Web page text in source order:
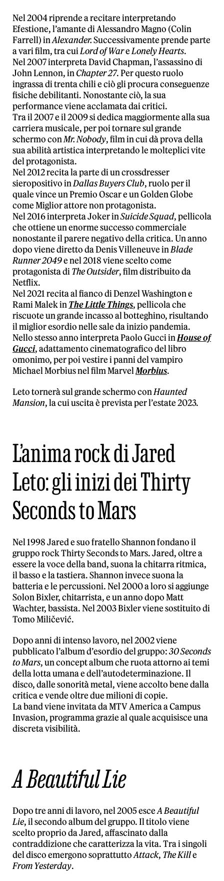
Nel 2004 riprende a recitare interpretando
Efestione, l’amante di Alessandro Magno (Colin
Farrell) inAlexander.Successivamente prende parte
a vari film, tra cuiLord of WareLonely Hearts.
Nel 2007 interpreta David Chapman, l’assassino di
John Lennon, inChapter 27. Per questo ruolo
ingrassa di trenta chili e ciò gli procura conseguenze
fisiche debilitanti. Nonostante ciò, la sua
performance viene acclamata dai critici.
Tra il 2007 e il 2009 si dedica maggiormente alla sua
carriera musicale, per poi tornare sul grande
schermo conMr. Nobody, film in cui dà prova della
sua abilità artistica interpretando le molteplici vite
del protagonista.
Nel 2012 recita la parte di un crossdresser
sieropositivo inDallas Buyers Club, ruolo per il
quale vince un Premio Oscar e un Golden Globe
come Miglior attore non protagonista.
Nel 2016 interpreta Joker inSuicide Squad, pellicola
che ottiene un enorme successo commerciale
nonostante il parere negativo della critica. Un anno
dopo viene diretto da Denis Villeneuve inBlade
Runner 2049e nel 2018 viene scelto come
protagonista diThe Outsider, film distribuito da
Netflix.
Nel 2021 recita al fianco di Denzel Washington e
Rami Malek inThe Little Things, pellicola che
riscuote un grande incasso al botteghino, risultando
il miglior esordio nelle sale da inizio pandemia.
Nello stesso anno interpreta Paolo Gucci inHouse of
Gucci, adattamento cinematografico del libro
omonimo, per poi vestire i panni del vampiro
Michael Morbius nel film MarvelMorbius.
Leto tornerà sul grande schermo conHaunted
Mansion, la cui uscita è prevista per l’estate 2023.
L’anima rock di Jared
Leto: gli inizi dei Thirty
Seconds to Mars
Nel 1998 Jared e suo fratello Shannon fondano il
gruppo rock Thirty Seconds to Mars. Jared, oltre a
essere la voce della band, suona la chitarra ritmica,
il basso e la tastiera. Shannon invece suona la
batteria e le percussioni. Nel 2000 a loro si aggiunge
Solon Bixler, chitarrista, e un anno dopo Matt
Wachter, bassista. Nel 2003 Bixler viene sostituito di
Tomo Miličević.
Dopo anni di intenso lavoro, nel 2002 viene
pubblicato l’album d’esordio del gruppo:30 Seconds
to Mars, un concept album che ruota attorno ai temi
della lotta umana e dell’autodeterminazione. Il
disco, dalle sonorità metal, viene accolto bene dalla
critica e vende oltre due milioni di copie.
La band viene invitata da MTV America a Campus
Invasion, programma grazie al quale acquisisce una
discreta visibilità.
A Beautiful Lie
Dopo tre anni di lavoro, nel 2005 esceA Beautiful
Lie, il secondo album del gruppo. Il titolo viene
scelto proprio da Jared, affascinato dalla
contraddizione che caratterizza la vita. Tra i singoli
del disco emergono soprattuttoAttack, The Kille
From Yesterday.